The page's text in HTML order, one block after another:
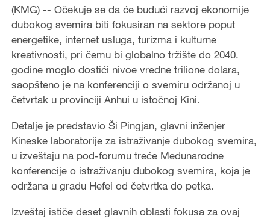
(KMG) -- Očekuje se da će budući razvoj ekonomije
dubokog svemira biti fokusiran na sektore poput
energetike, internet usluga, turizma i kulturne
kreativnosti, pri čemu bi globalno tržište do 2040.
godine moglo dostići nivoe vredne trilione dolara,
saopšteno je na konferenciji o svemiru održanoj u
četvrtak u provinciji Anhui u istočnoj Kini.
Detalje je predstavio Ši Pingjan, glavni inženjer
Kineske laboratorije za istraživanje dubokog svemira,
u izveštaju na pod-forumu treće Međunarodne
konferencije o istraživanju dubokog svemira, koja je
održana u gradu Hefei od četvrtka do petka.
Izveštaj ističe deset glavnih oblasti fokusa za ovaj